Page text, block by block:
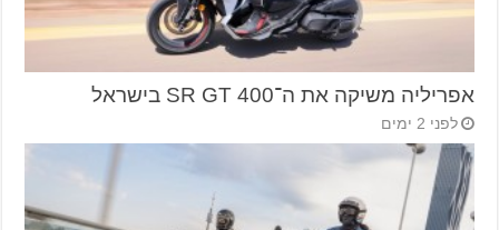
אפריליה משיקה את ה־SR GT 400 בישראל
לפני 2 ימים